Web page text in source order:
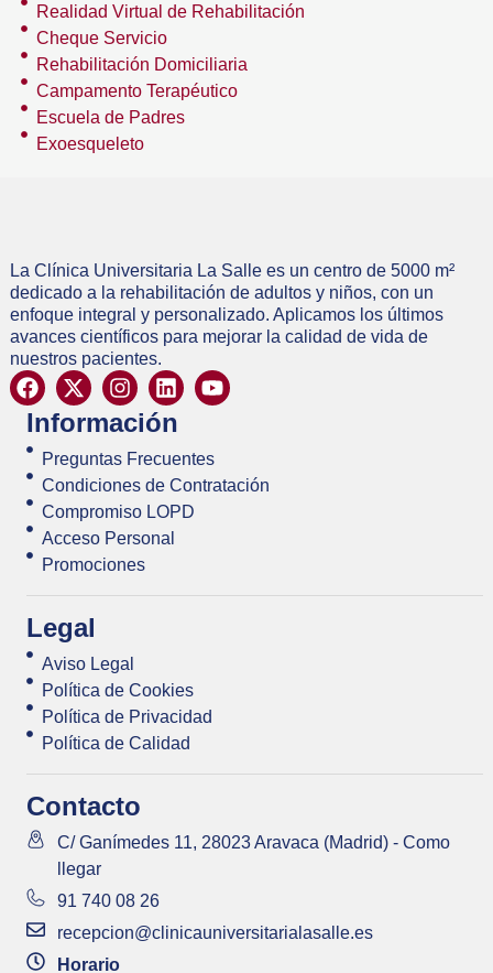
Realidad Virtual de Rehabilitación
Cheque Servicio
Rehabilitación Domiciliaria
Campamento Terapéutico
Escuela de Padres
Exoesqueleto
La Clínica Universitaria La Salle es un centro de 5000 m²
dedicado a la rehabilitación de adultos y niños, con un
enfoque integral y personalizado. Aplicamos los últimos
avances científicos para mejorar la calidad de vida de
nuestros pacientes.
Información
Preguntas Frecuentes
Condiciones de Contratación
Compromiso LOPD
Acceso Personal
Promociones
Legal
Aviso Legal
Política de Cookies
Política de Privacidad
Política de Calidad
Contacto
C/ Ganímedes 11, 28023 Aravaca (Madrid) - Como
llegar
91 740 08 26
recepcion@clinicauniversitarialasalle.es
Horario